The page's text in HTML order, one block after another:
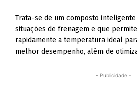
Trata-se de um composto
situações de frenagem e que
rapidamente a temperatura ideal
melhor desempenho, além de
- Publicidade -